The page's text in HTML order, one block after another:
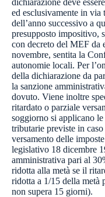
dichiarazione deve
ed esclusivamente in
dell’anno successivo a
presupposto impositivo,
con decreto del MEF da
novembre, sentita la
autonomie locali. Per
della dichiarazione da
la sanzione
dovuto. Viene inoltre
ritardato o parziale
soggiorno si applicano
tributarie previste in
versamento delle
legislativo 18 dicembre
amministrativa pari al
ridotta alla metà se il
ridotta a 1/15 della metà
non supera 15 giorni).